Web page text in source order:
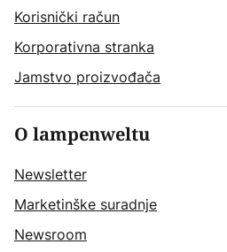
Korisnički račun
Korporativna stranka
Jamstvo proizvođača
O lampenweltu
Newsletter
Marketinške suradnje
Newsroom